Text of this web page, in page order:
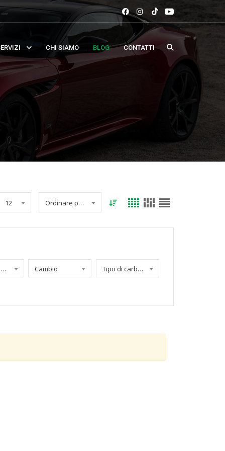
CHI SIAMO BLOG CONTATTI
12 Ordinare per data
Chilometraggio Cambio Tipo di carburante